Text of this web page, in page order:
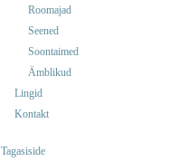
Roomajad
Seened
Soontaimed
Ämblikud
Lingid
Kontakt
Tagasiside